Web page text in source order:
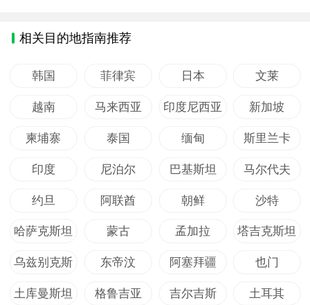
相关目的地指南推荐
韩国 菲律宾 日本 文莱
越南 马来西亚 印度尼西亚 新加坡
柬埔寨 泰国 缅甸 斯里兰卡
印度 尼泊尔 巴基斯坦 马尔代夫
约旦 阿联酋 朝鲜 沙特
哈萨克斯坦 蒙古 孟加拉 塔吉克斯坦
乌兹别克斯
坦
东帝汶 阿塞拜疆 也门
土库曼斯坦 格鲁吉亚 吉尔吉斯 土耳其